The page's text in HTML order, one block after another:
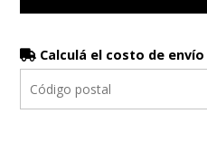
Calculá el costo de envío